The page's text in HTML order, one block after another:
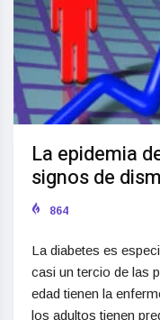
La epidemia
signos de
864
La diabetes es
casi un tercio de las
edad tienen la
los adultos tienen